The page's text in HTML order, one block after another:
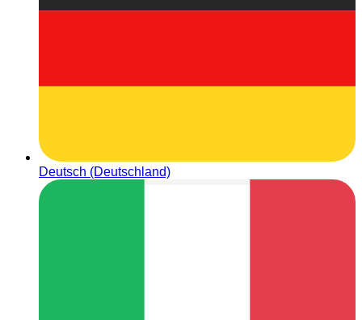
Deutsch (Deutschland)